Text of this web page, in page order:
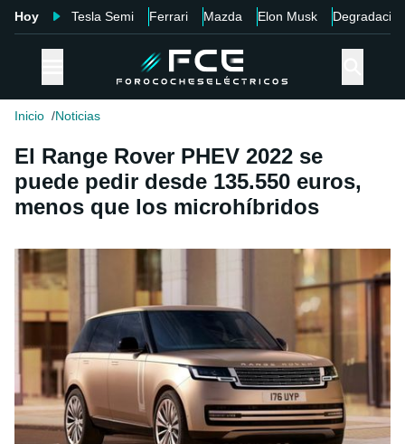
Hoy Tesla Semi Ferrari Mazda Elon Musk Degradación
Inicio Noticias
El Range Rover PHEV 2022 se
puede pedir desde 135.550 euros,
menos que los microhíbridos